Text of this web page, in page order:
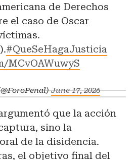
de Derechos
el caso de Oscar
#QueSeHagaJusticia
MCvOAWuwyS
June 17, 2026
que la acción
sino la
de la disidencia.
el objetivo final del